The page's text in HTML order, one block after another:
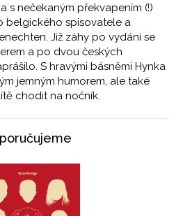
s nečekaným překvapením (!)
belgického spisovatele a
Již záhy po vydání se
a po dvou českých
S hravými básněmi Hynka
jemným humorem, ale také
chodit na nočník.